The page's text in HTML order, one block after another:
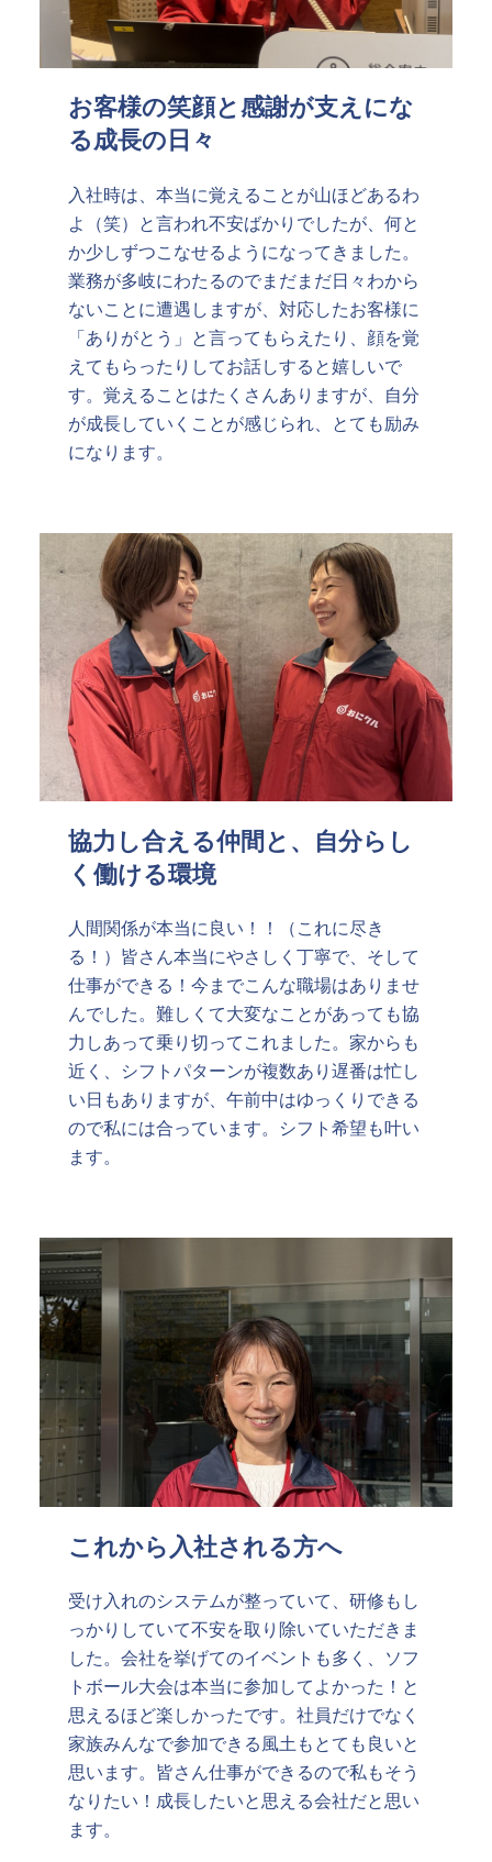
お客様の笑顔と感謝が支えにな
る成長の日々
入社時は、本当に覚えることが山ほどあるわ
よ（笑）と言われ不安ばかりでしたが、何と
か少しずつこなせるようになってきました。
業務が多岐にわたるのでまだまだ日々わから
ないことに遭遇しますが、対応したお客様に
「ありがとう」と言ってもらえたり、顔を覚
えてもらったりしてお話しすると嬉しいで
す。覚えることはたくさんありますが、自分
が成長していくことが感じられ、とても励み
になります。
協力し合える仲間と、自分らし
く働ける環境
人間関係が本当に良い！！（これに尽き
る！）皆さん本当にやさしく丁寧で、そして
仕事ができる！今までこんな職場はありませ
んでした。難しくて大変なことがあっても協
力しあって乗り切ってこれました。家からも
近く、シフトパターンが複数あり遅番は忙し
い日もありますが、午前中はゆっくりできる
ので私には合っています。シフト希望も叶い
ます。
これから入社される方へ
受け入れのシステムが整っていて、研修もし
っかりしていて不安を取り除いていただきま
した。会社を挙げてのイベントも多く、ソフ
トボール大会は本当に参加してよかった！と
思えるほど楽しかったです。社員だけでなく
家族みんなで参加できる風土もとても良いと
思います。皆さん仕事ができるので私もそう
なりたい！成長したいと思える会社だと思い
ます。